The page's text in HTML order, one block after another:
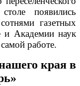
появились
газетных
и Академии наук
работе.
края в